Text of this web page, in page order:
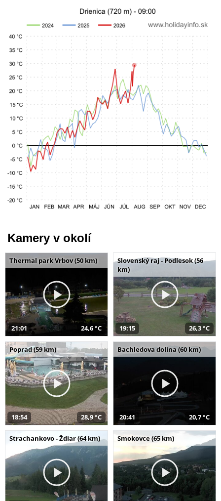
Kamery v okolí
Thermal park Vrbov (50 km)
21:01 24,6 °C
Slovenský raj - Podlesok (56
km)
19:15 26,3 °C
Poprad (59 km)
18:54 28,9 °C
Bachledova dolina (60 km)
20:41 20,7 °C
Strachankovo - Ždiar (64 km) Smokovce (65 km)